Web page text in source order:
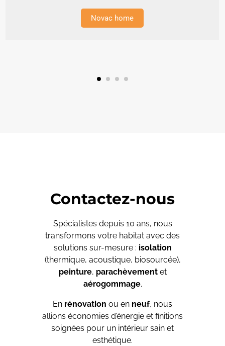
Novac home
Contactez-nous
Spécialistes depuis 10 ans, nous
transformons votre habitat avec des
solutions sur-mesure : isolation
(thermique, acoustique, biosourcée),
peinture, parachèvementet
aérogommage.
En rénovation ou en neuf, nous
allions économies d’énergie et finitions
soignées pour un intérieur sain et
esthétique.